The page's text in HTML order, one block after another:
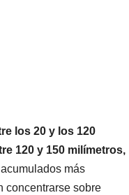
los 20 y los 120
120 y 150 milímetros,
más
concentrarse sobre